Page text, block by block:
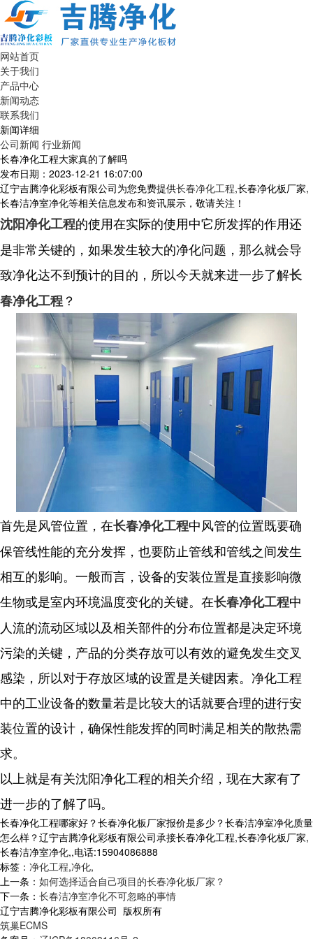
网站首页
关于我们
产品中心
新闻动态
联系我们
新闻详细
公司新闻 行业新闻
长春净化工程大家真的了解吗
发布日期：2023-12-21 16:07:00
辽宁吉腾净化彩板有限公司为您免费提供长春净化工程,长春净化板厂家,
长春洁净室净化等相关信息发布和资讯展示，敬请关注！
沈阳净化工程的使用在实际的使用中它所发挥的作用还
是非常关键的，如果发生较大的净化问题，那么就会导
致净化达不到预计的目的，所以今天就来进一步了解长
春净化工程？
首先是风管位置，在长春净化工程中风管的位置既要确
保管线性能的充分发挥，也要防止管线和管线之间发生
相互的影响。一般而言，设备的安装位置是直接影响微
生物或是室内环境温度变化的关键。 在长春净化工程中
人流的流动区域以及相关部件的分布位置都是决定环境
污染的关键，产品的分类存放可以有效的避免发生交叉
感染，所以对于存放区域的设置是关键因素。净化工程
中的工业设备的数量若是比较大的话就要合理的进行安
装位置的设计，确保性能发挥的同时满足相关的散热需
求。
以上就是有关沈阳净化工程的相关介绍，现在大家有了
进一步的了解了吗。
长春净化工程哪家好？长春净化板厂家报价是多少？长春洁净室净化质量
怎么样？辽宁吉腾净化彩板有限公司承接长春净化工程,长春净化板厂家,
长春洁净室净化,,电话:15904086888
标签： 净化工程,净化,
上一条： 如何选择适合自己项目的长春净化板厂家？
下一条： 长春洁净室净化不可忽略的事情
辽宁吉腾净化彩板有限公司 版权所有
筑巢ECMS